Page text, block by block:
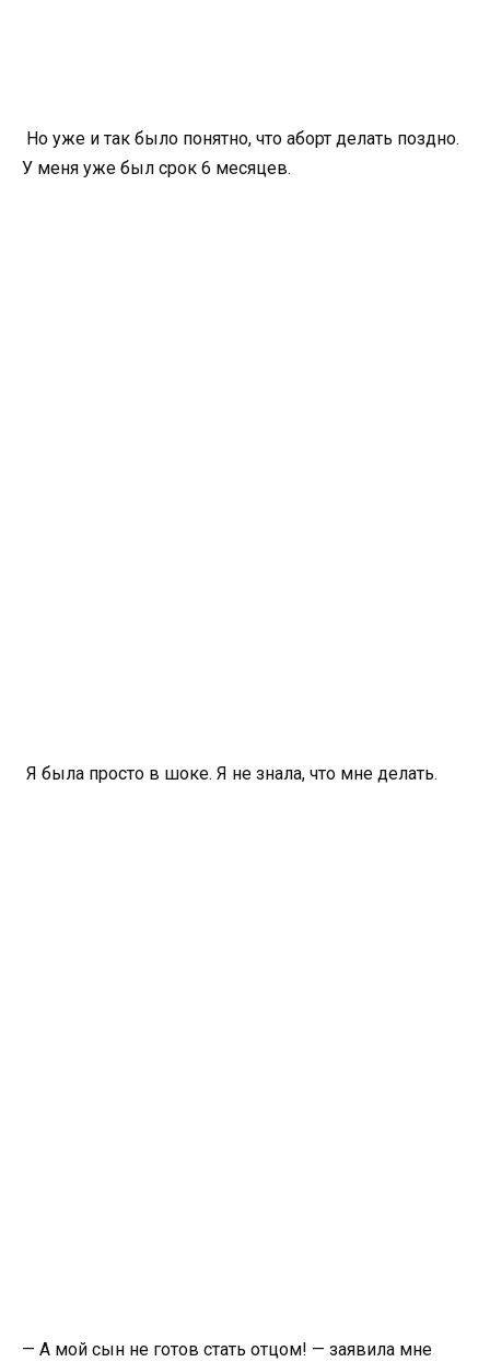
Но уже и так было понятно, что аборт делать поздно.
У меня уже был срок 6 месяцев.
Я была просто в шоке. Я не знала, что мне делать.
— А мой сын не готов стать отцом! — заявила мне